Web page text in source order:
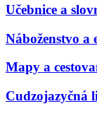
Učebnice a
Náboženstvo a
Mapy a
Cudzojazyčná